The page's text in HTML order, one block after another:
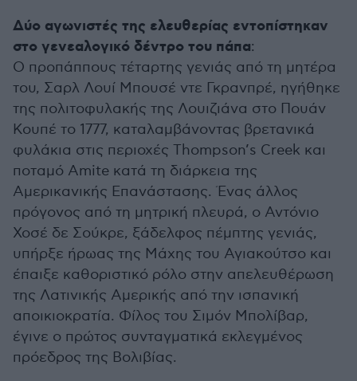
Δύο αγωνιστές της ελευθερίας εντοπίστηκαν
στο γενεαλογικό δέντρο του πάπα:
Ο προπάππους τέταρτης γενιάς από τη μητέρα
του, Σαρλ Λουί Μπουσέ ντε Γκρανπρέ, ηγήθηκε
της πολιτοφυλακής της Λουιζιάνα στο Πουάν
Κουπέ το 1777, καταλαμβάνοντας βρετανικά
φυλάκια στις περιοχές Thompson’s Creek και
ποταμό Amite κατά τη διάρκεια της
Αμερικανικής Επανάστασης. Ένας άλλος
πρόγονος από τη μητρική πλευρά, ο Αντόνιο
Χοσέ δε Σούκρε, ξάδελφος πέμπτης γενιάς,
υπήρξε ήρωας της Μάχης του Αγιακούτσο και
έπαιξε καθοριστικό ρόλο στην απελευθέρωση
της Λατινικής Αμερικής από την ισπανική
αποικιοκρατία. Φίλος του Σιμόν Μπολίβαρ,
έγινε ο πρώτος συνταγματικά εκλεγμένος
πρόεδρος της Βολιβίας.